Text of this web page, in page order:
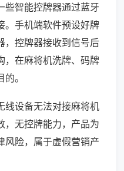
些智能控牌器通过蓝牙
。手机端软件预设好牌
，控牌器接收到信号后
，在麻将机洗牌、码牌
。
线设备无法对接麻将机
，无控牌能力，产品为
风险，属于虚假营销产